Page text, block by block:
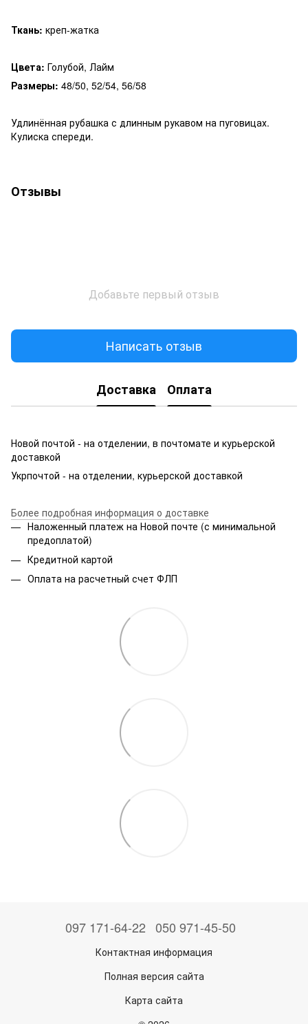
Ткань: креп-жатка
Цвета: Голубой, Лайм
Размеры: 48/50, 52/54, 56/58
Удлинённая рубашка с длинным рукавом на пуговицах.
Кулиска спереди.
Отзывы
Добавьте первый отзыв
Написать отзыв
Доставка Оплата
Новой почтой - на отделении, в почтомате и курьерской
доставкой
Укрпочтой - на отделении, курьерской доставкой
Более подробная информация о доставке
Наложенный платеж на Новой почте (с минимальной
предоплатой)
Кредитной картой
Оплата на расчетный счет ФЛП
097 171-64-22 050 971-45-50
Контактная информация
Полная версия сайта
Карта сайта